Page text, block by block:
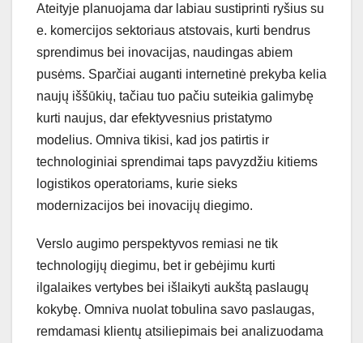
Ateityje planuojama dar labiau sustiprinti ryšius su
e. komercijos sektoriaus atstovais, kurti bendrus
sprendimus bei inovacijas, naudingas abiem
pusėms. Sparčiai auganti internetinė prekyba kelia
naujų iššūkių, tačiau tuo pačiu suteikia galimybę
kurti naujus, dar efektyvesnius pristatymo
modelius. Omniva tikisi, kad jos patirtis ir
technologiniai sprendimai taps pavyzdžiu kitiems
logistikos operatoriams, kurie sieks
modernizacijos bei inovacijų diegimo.
Verslo augimo perspektyvos remiasi ne tik
technologijų diegimu, bet ir gebėjimu kurti
ilgalaikes vertybes bei išlaikyti aukštą paslaugų
kokybę. Omniva nuolat tobulina savo paslaugas,
remdamasi klientų atsiliepimais bei analizuodama